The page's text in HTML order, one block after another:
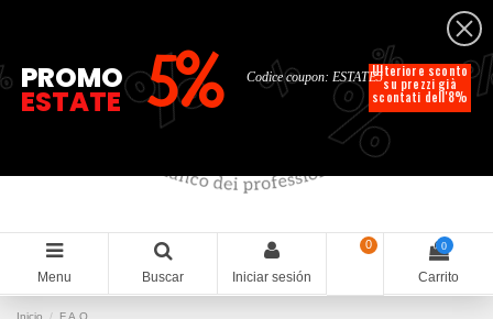
Español
Menu Buscar Iniciar sesión
0 0
Carrito
Inicio F.A.Q
%
% %
% Ulteriore sconto
su prezzi già
scontati dell'8%
Codice coupon: ESTATE5
PROMO
ESTATE 5%